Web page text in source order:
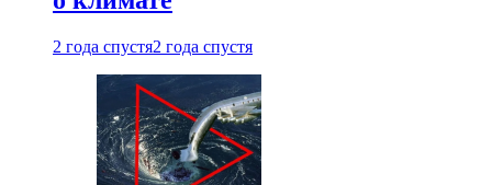
2 года спустя2 года спустя